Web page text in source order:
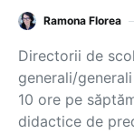
Ramona Florea
Directorii de
generali/
10 ore pe
didactice de